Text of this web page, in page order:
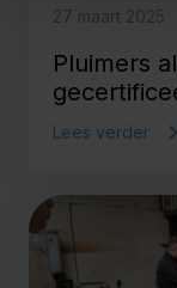
27 maart 2025
Pluimers
Lees verder